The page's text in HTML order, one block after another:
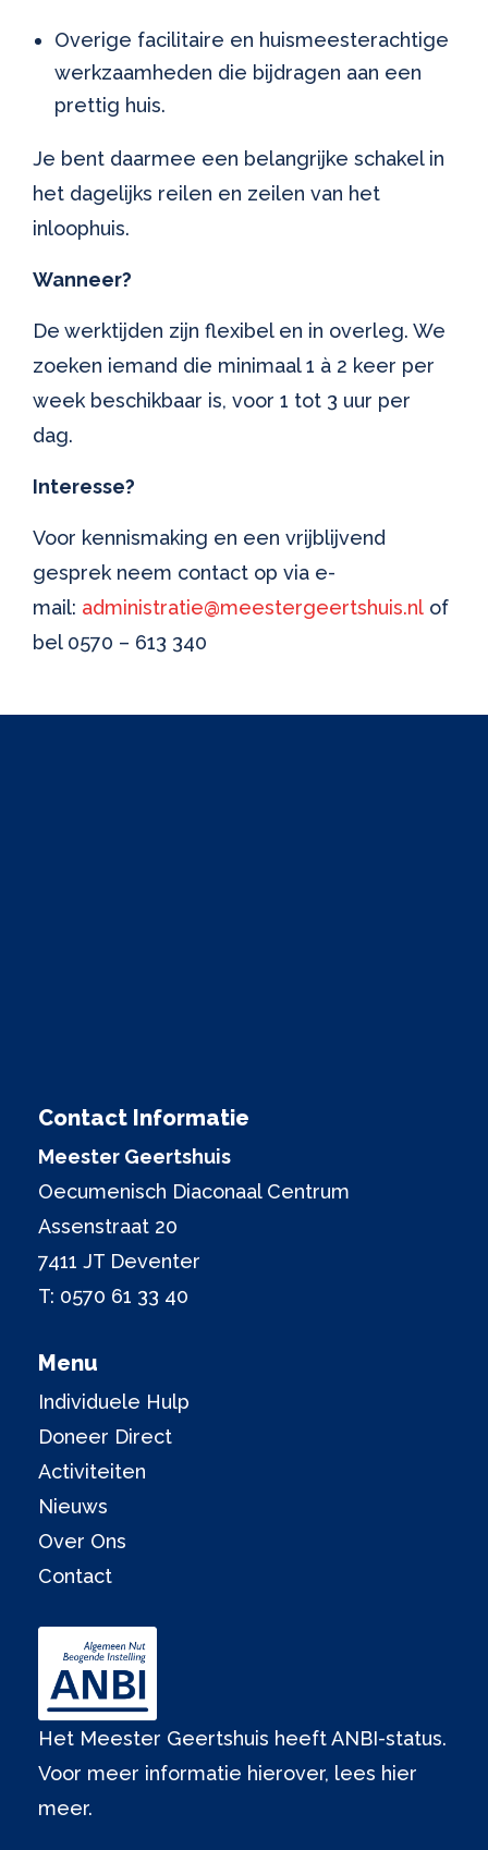
Overige facilitaire en huismeesterachtige
werkzaamheden die bijdragen aan een
prettig huis.
Je bent daarmee een belangrijke schakel in
het dagelijks reilen en zeilen van het
inloophuis.
Wanneer?
De werktijden zijn flexibel en in overleg. We
zoeken iemand die minimaal 1 à 2 keer per
week beschikbaar is, voor 1 tot 3 uur per
dag.
Interesse?
Voor kennismaking en een vrijblijvend
gesprek neem contact op via e-
mail: administratie@meestergeertshuis.nl of
bel 0570 – 613 340
Contact Informatie
Meester Geertshuis
Oecumenisch Diaconaal Centrum
Assenstraat 20
7411 JT Deventer
T: 0570 61 33 40
Menu
Individuele Hulp
Doneer Direct
Activiteiten
Nieuws
Over Ons
Contact
Het Meester Geertshuis heeft ANBI-status.
Voor meer informatie hierover, lees hier
meer.